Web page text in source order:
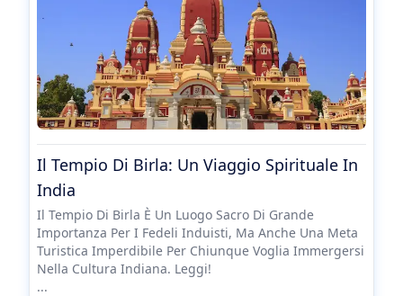
Il Tempio Di Birla: Un Viaggio Spirituale In
India
Il Tempio Di Birla È Un Luogo Sacro Di Grande
Importanza Per I Fedeli Induisti, Ma Anche Una Meta
Turistica Imperdibile Per Chiunque Voglia Immergersi
Nella Cultura Indiana. Leggi!
...